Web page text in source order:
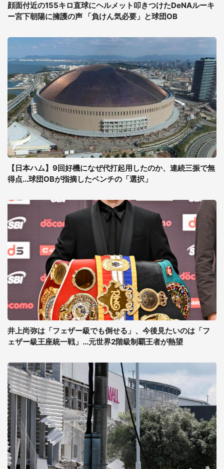
顔面付近の155キロ直球にヘルメット叩きつけたDeNAルーキ
ー宮下朝陽に擁護の声 「負けん気必要」と球団OB
【日本ハム】9回好機になぜ代打起用したのか、連続三振で無
得点...球団OBが指摘したベンチの「選択」
井上尚弥は「フェザー級でも倒せる」、今後見たいのは「フ
ェザー級王座統一戦」...元世界2階級制覇王者が熱望